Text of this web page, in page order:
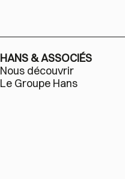
HANS & ASSOCIÉS
Nous découvrir
Le Groupe Hans